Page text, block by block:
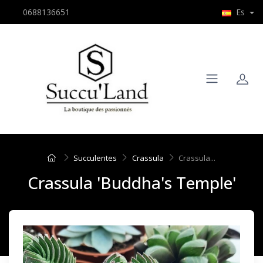
0688136651 Es
Succulentes Crassula Crassula...
Crassula 'Buddha's Temple'